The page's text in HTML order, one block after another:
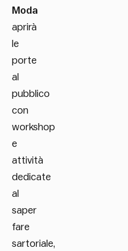
Moda
aprirà
le
porte
al
pubblico
con
workshop
e
attività
dedicate
al
saper
fare
sartoriale,